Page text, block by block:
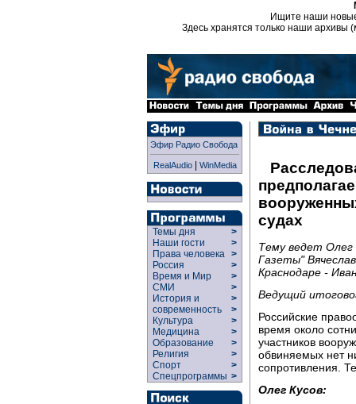
Ищите наши
Здесь хранятся только наши архивы
Эфир Радио Свобода
RealAudio| WinMedia
Темы дня
>
Наши гости
>
Права человека >
Россия
>
Время и Мир
>
СМИ
>
История и
современность
>
>
Культура
>
Медицина
>
Образование
>
Религия
>
Спорт
>
Спецпрограммы >
судах
Тему ведет Олег
Газеты"
Краснодаре -
Ведущий
Российские
время около
участников
обвиняемых нет
сопротивления.
Олег Кусов: